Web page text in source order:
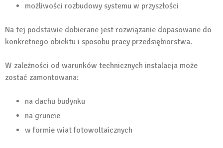
możliwości rozbudowy systemu w przyszłości
Na tej podstawie dobierane jest rozwiązanie dopasowane do
konkretnego obiektu i sposobu pracy przedsiębiorstwa.
W zależności od warunków technicznych instalacja może
zostać zamontowana:
na dachu budynku
na gruncie
w formie wiat fotowoltaicznych